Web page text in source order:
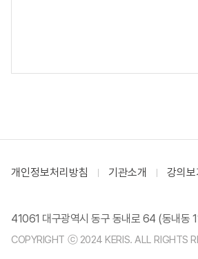
개인정보처리방침 기관소개 강의
41061 대구광역시 동구 동내로 64 (동내동
COPYRIGHT ⓒ 2024 KERIS. ALL RIGHTS